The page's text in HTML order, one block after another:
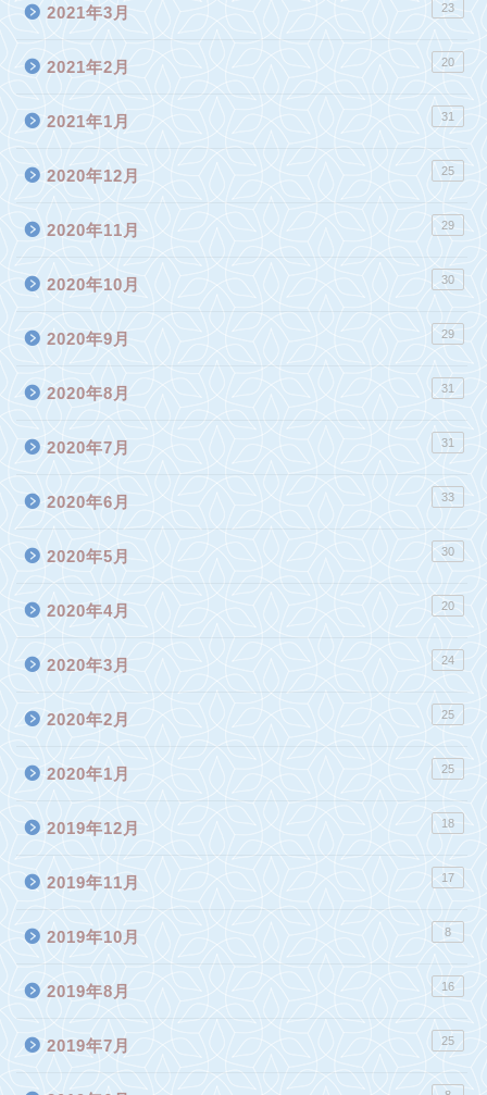
2021年3月 23
2021年2月 20
2021年1月 31
2020年12月 25
2020年11月 29
2020年10月 30
2020年9月 29
2020年8月 31
2020年7月 31
2020年6月 33
2020年5月 30
2020年4月 20
2020年3月 24
2020年2月 25
2020年1月 25
2019年12月 18
2019年11月 17
2019年10月 8
2019年8月 16
2019年7月 25